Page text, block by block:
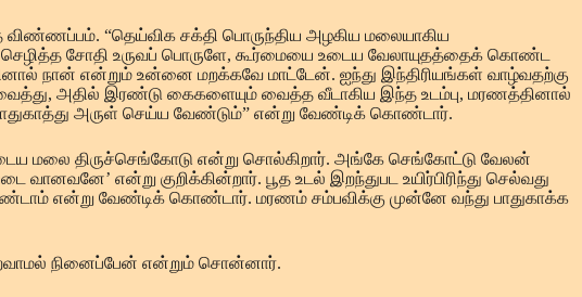
“தெய்விக சக்தி பொருந்திய அழகிய மலையாகிய
செழித்த சோதி உருவப் பொருளே, கூர்மையை உடைய வேலாயுதத்தைக் கொண்ட
நான் என்றும் உன்னை மறக்கவே மாட்டேன். ஐந்து இந்திரியங்கள் வாழ்வதற்கு
அதில் இரண்டு கைகளையும் வைத்த வீடாகிய இந்த உடம்பு, மரணத்தினால்
அருள் செய்ய வேண்டும்” என்று வேண்டிக் கொண்டார்.
மலை திருச்செங்கோடு என்று சொல்கிறார். அங்கே செங்கோட்டு வேலன்
வானவனே’ என்று குறிக்கின்றார். பூத உடல் இறந்துபட உயிர்பிரிந்து செல்வது
என்று வேண்டிக் கொண்டார். மரணம் சம்பவிக்கு முன்னே வந்து பாதுகாக்க
நினைப்பேன் என்றும் சொன்னார்.